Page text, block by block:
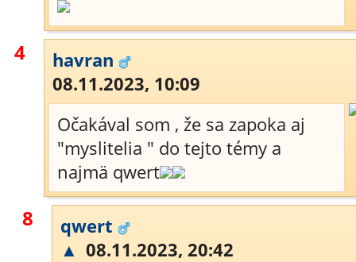
4
havran
08.11.2023, 10:09
Očakával som , že sa zapoka aj
"myslitelia " do tejto témy a
najmä qwert
8
qwert
▲ 08.11.2023, 20:42